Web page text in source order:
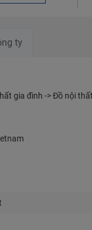
ty
gia đình -> Đồ nội